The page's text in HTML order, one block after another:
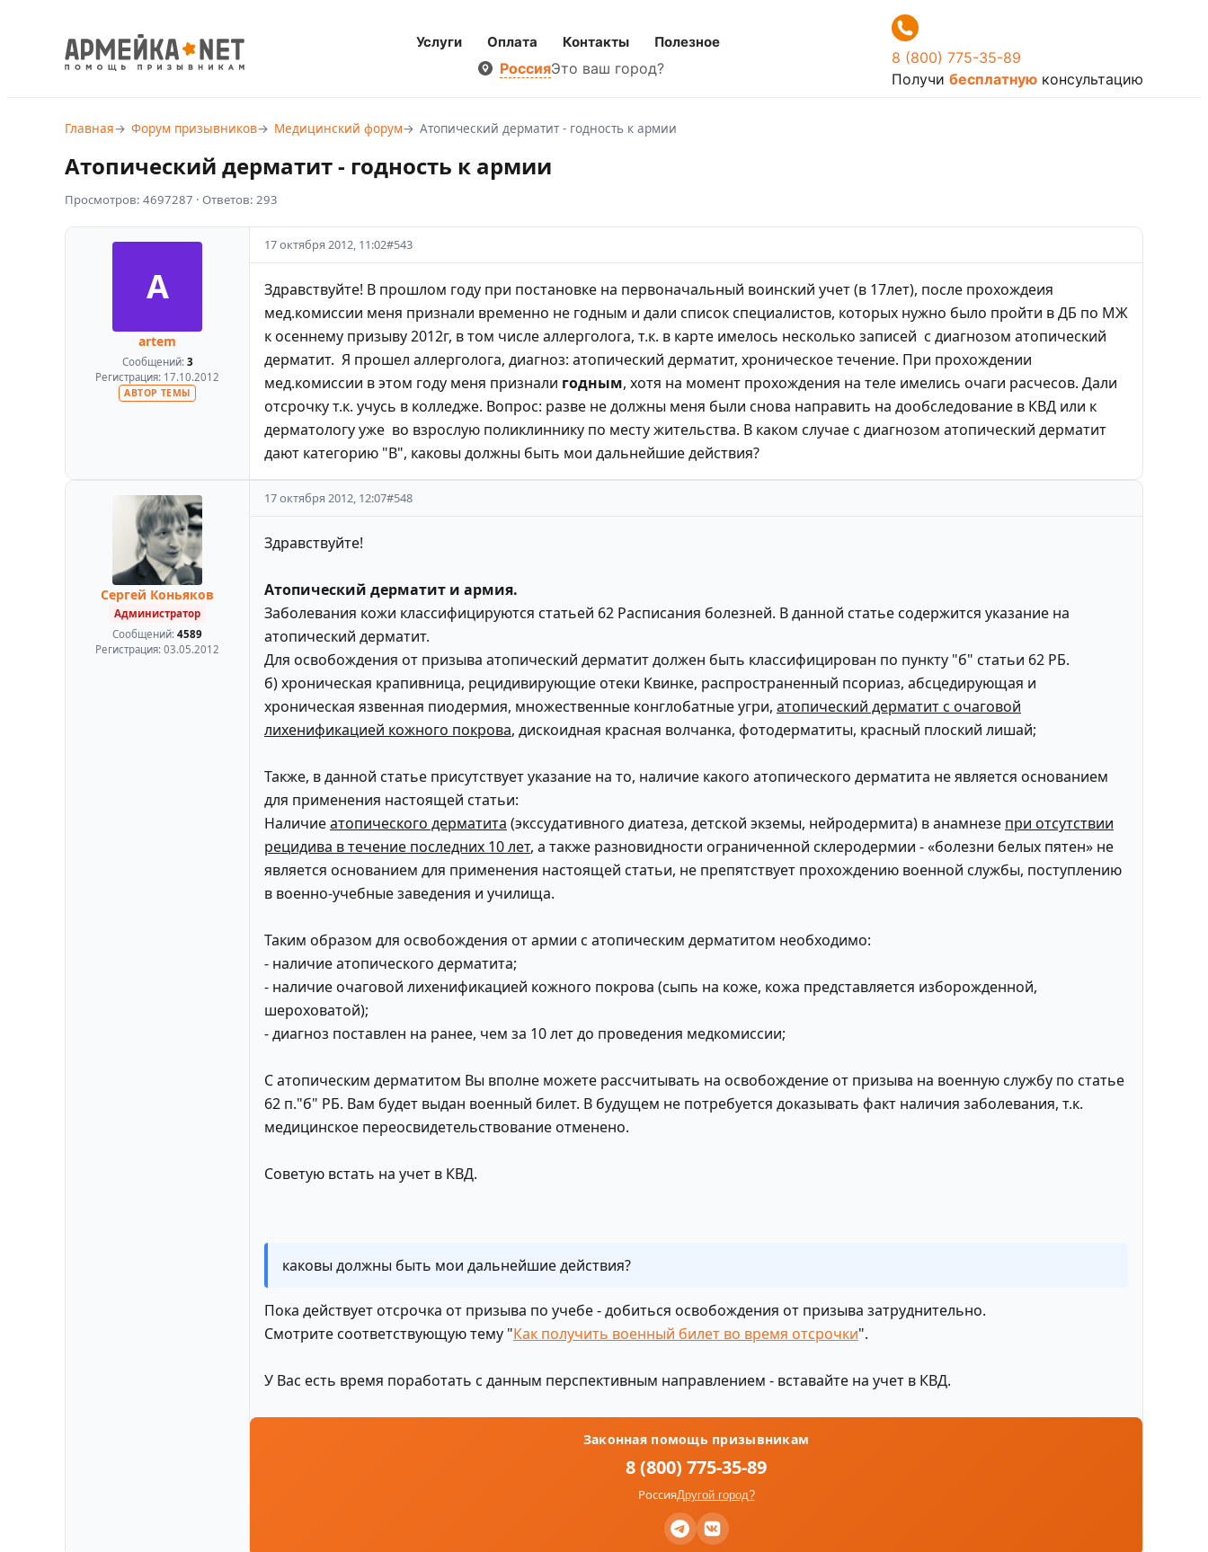
Услуги Оплата Контакты Полезное
РоссияЭто ваш город?
8 (800) 775-35-89
Получи бесплатную консультацию
Главная Форум призывников Медицинский форум Атопический дерматит - годность к армии
Атопический дерматит - годность к армии
Просмотров: 4697287 · Ответов: 293
A
artem
Сообщений: 3
Регистрация: 17.10.2012
АВТОР ТЕМЫ
17 октября 2012, 11:02#543
Здравствуйте! В прошлом году при постановке на первоначальный воинский учет (в 17лет), после прохождеия
мед.комиссии меня признали временно не годным и дали список специалистов, которых нужно было пройти в ДБ по МЖ
к осеннему призыву 2012г, в том числе аллерголога, т.к. в карте имелось несколько записей с диагнозом атопический
дерматит. Я прошел аллерголога, диагноз: атопический дерматит, хроническое течение. При прохождении
мед.комиссии в этом году меня признали годным, хотя на момент прохождения на теле имелись очаги расчесов. Дали
отсрочку т.к. учусь в колледже. Вопрос: разве не должны меня были снова направить на дообследование в КВД или к
дерматологу уже во взрослую поликлиннику по месту жительства. В каком случае с диагнозом атопический дерматит
дают категорию "В", каковы должны быть мои дальнейшие действия?
Сергей Коньяков
Администратор
Сообщений: 4589
Регистрация: 03.05.2012
17 октября 2012, 12:07#548
Здравствуйте!
Атопический дерматит и армия.
Заболевания кожи классифицируются статьей 62 Расписания болезней. В данной статье содержится указание на
атопический дерматит.
Для освобождения от призыва атопический дерматит должен быть классифицирован по пункту "б" статьи 62 РБ.
б) хроническая крапивница, рецидивирующие отеки Квинке, распространенный псориаз, абсцедирующая и
хроническая язвенная пиодермия, множественные конглобатные угри, атопический дерматит с очаговой
лихенификацией кожного покрова, дискоидная красная волчанка, фотодерматиты, красный плоский лишай;
Также, в данной статье присутствует указание на то, наличие какого атопического дерматита не является основанием
для применения настоящей статьи:
Наличиеатопического дерматита (экссудативного диатеза, детской экземы, нейродермита) в анамнезе при отсутствии
рецидива в течение последних 10 лет, а также разновидности ограниченной склеродермии - «болезни белых пятен» не
является основанием для применения настоящей статьи, не препятствует прохождению военной службы, поступлению
в военно-учебные заведения и училища.
Таким образом для освобождения от армии с атопическим дерматитом необходимо:
- наличие атопического дерматита;
- наличие очаговой лихенификацией кожного покрова (сыпь на коже, кожа представляется изборожденной,
шероховатой);
- диагноз поставлен на ранее, чем за 10 лет до проведения медкомиссии;
С атопическим дерматитом Вы вполне можете рассчитывать на освобождение от призыва на военную службу по статье
62 п."б" РБ. Вам будет выдан военный билет. В будущем не потребуется доказывать факт наличия заболевания, т.к.
медицинское переосвидетельствование отменено.
Советую встать на учет в КВД.
каковы должны быть мои дальнейшие действия?
Пока действует отсрочка от призыва по учебе - добиться освобождения от призыва затруднительно.
Смотрите соответствующую тему "Как получить военный билет во время отсрочки".
У Вас есть время поработать с данным перспективным направлением - вставайте на учет в КВД.
Законная помощь призывникам
8 (800) 775-35-89
РоссияДругой город?